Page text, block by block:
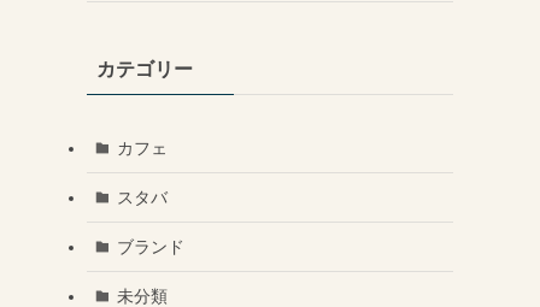
カテゴリー
カフェ
スタバ
ブランド
未分類